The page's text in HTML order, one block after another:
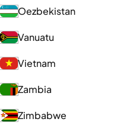
Oezbekistan
Vanuatu
Vietnam
Zambia
Zimbabwe